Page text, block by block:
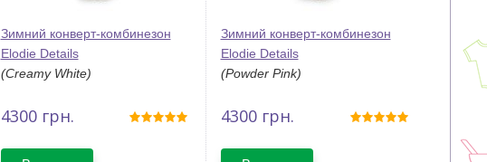
Зимний конверт-комбинезон
Elodie Details
(Creamy White)
4300грн.
Зимний конверт-комбинезон
Elodie Details
(Powder Pink)
4300грн.